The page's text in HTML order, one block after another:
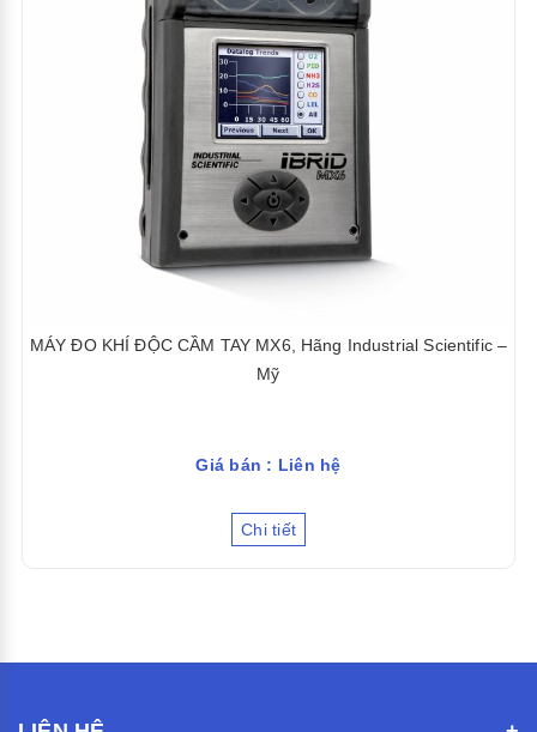
MÁY ĐO KHÍ ĐỘC CẦM TAY MX6, Hãng Industrial Scientific –
Mỹ
Giá bán : Liên hệ
Chi tiết